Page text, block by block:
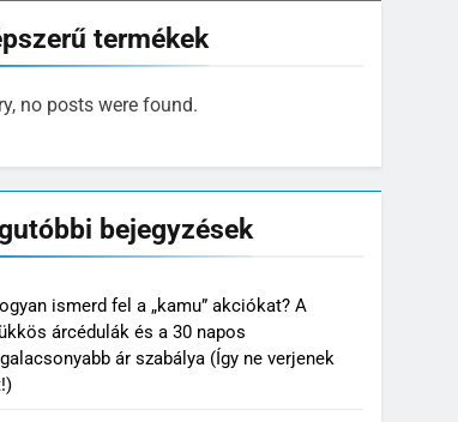
termékek
no posts were found.
bejegyzések
ismerd fel a „kamu” akciókat? A
árcédulák és a 30 napos
ár szabálya (Így ne verjenek